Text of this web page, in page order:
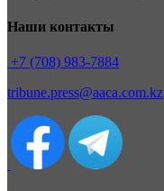
Наши контакты
+7 (708) 983-7884
tribune.press@aaca.com.kz